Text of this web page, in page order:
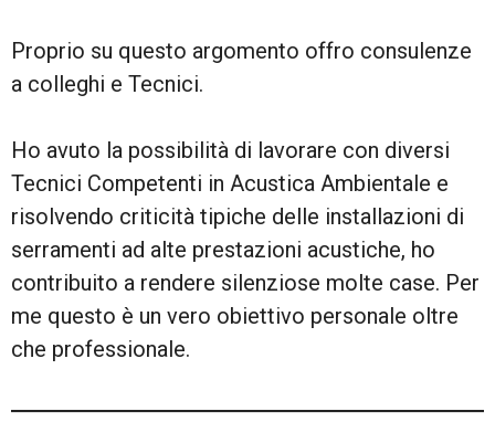
Proprio su questo argomento offro consulenze
a colleghi e Tecnici.
Ho avuto la possibilità di lavorare con diversi
Tecnici Competenti in Acustica Ambientale e
risolvendo criticità tipiche delle installazioni di
serramenti ad alte prestazioni acustiche, ho
contribuito a rendere silenziose molte case. Per
me questo è un vero obiettivo personale oltre
che professionale.